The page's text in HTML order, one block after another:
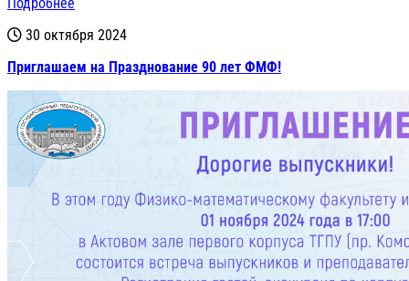
30 октября 2024
Приглашаем на Празднование 90 лет ФМФ!